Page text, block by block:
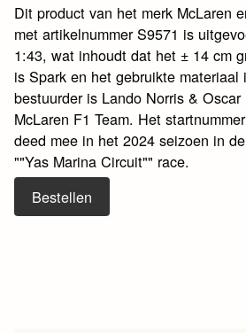
Dit product van het merk McLaren
met artikelnummer S9571 is
1:43, wat inhoudt dat het ± 14 cm
is Spark en het gebruikte materiaal
bestuurder is Lando Norris &
McLaren F1 Team. Het
deed mee in het 2024 seizoen in
""Yas Marina Circuit"" race.
Bestellen